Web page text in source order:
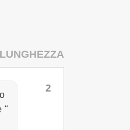
LUNGHEZZA
"
2